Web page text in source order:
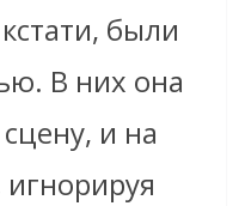
были
В них она
и на